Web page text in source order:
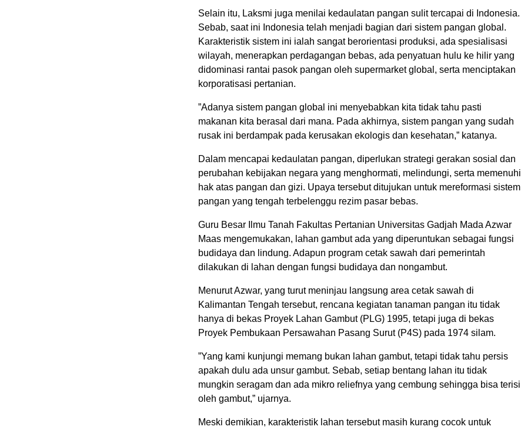
Selain itu, Laksmi juga menilai kedaulatan pangan sulit tercapai di Indonesia.
Sebab, saat ini Indonesia telah menjadi bagian dari sistem pangan global.
Karakteristik sistem ini ialah sangat berorientasi produksi, ada spesialisasi
wilayah, menerapkan perdagangan bebas, ada penyatuan hulu ke hilir yang
didominasi rantai pasok pangan oleh supermarket global, serta menciptakan
korporatisasi pertanian.
”Adanya sistem pangan global ini menyebabkan kita tidak tahu pasti
makanan kita berasal dari mana. Pada akhirnya, sistem pangan yang sudah
rusak ini berdampak pada kerusakan ekologis dan kesehatan,” katanya.
Dalam mencapai kedaulatan pangan, diperlukan strategi gerakan sosial dan
perubahan kebijakan negara yang menghormati, melindungi, serta memenuhi
hak atas pangan dan gizi. Upaya tersebut ditujukan untuk mereformasi sistem
pangan yang tengah terbelenggu rezim pasar bebas.
Guru Besar Ilmu Tanah Fakultas Pertanian Universitas Gadjah Mada Azwar
Maas mengemukakan, lahan gambut ada yang diperuntukan sebagai fungsi
budidaya dan lindung. Adapun program cetak sawah dari pemerintah
dilakukan di lahan dengan fungsi budidaya dan nongambut.
Menurut Azwar, yang turut meninjau langsung area cetak sawah di
Kalimantan Tengah tersebut, rencana kegiatan tanaman pangan itu tidak
hanya di bekas Proyek Lahan Gambut (PLG) 1995, tetapi juga di bekas
Proyek Pembukaan Persawahan Pasang Surut (P4S) pada 1974 silam.
”Yang kami kunjungi memang bukan lahan gambut, tetapi tidak tahu persis
apakah dulu ada unsur gambut. Sebab, setiap bentang lahan itu tidak
mungkin seragam dan ada mikro reliefnya yang cembung sehingga bisa terisi
oleh gambut,” ujarnya.
Meski demikian, karakteristik lahan tersebut masih kurang cocok untuk